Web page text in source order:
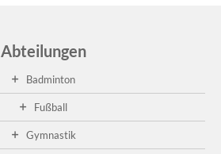
Abteilungen
Badminton
Fußball
Gymnastik